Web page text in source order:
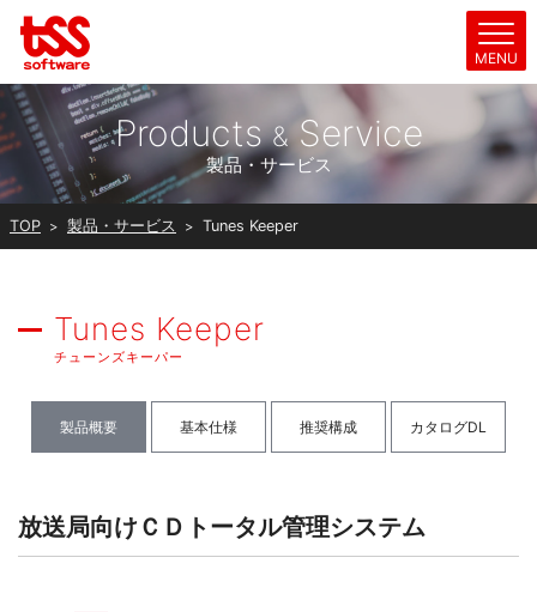
Products&Service
製品・サービス
TOP 製品・サービス Tunes Keeper
Tunes Keeper
チューンズキーパー
製品概要 基本仕様 推奨構成 カタログDL
放送局向けＣＤトータル管理システム